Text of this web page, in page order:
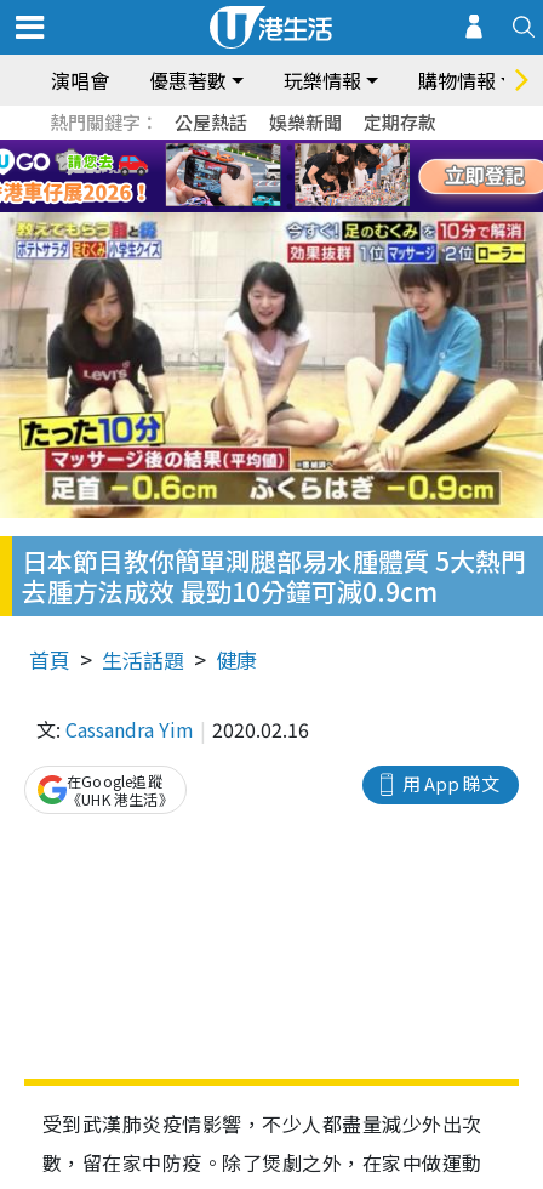
演唱會 優惠著數 玩樂情報 購物情報
熱門關鍵字： 公屋熱話 娛樂新聞 定期存款
日本節目教你簡單測腿部易水腫體質 5大熱門
去腫方法成效 最勁10分鐘可減0.9cm
首頁 生活話題 健康
文: Cassandra Yim 2020.02.16
用 App 睇文
在Google追蹤
《UHK 港生活》
受到武漢肺炎疫情影響，不少人都盡量減少外出次
數，留在家中防疫。除了煲劇之外，在家中做運動